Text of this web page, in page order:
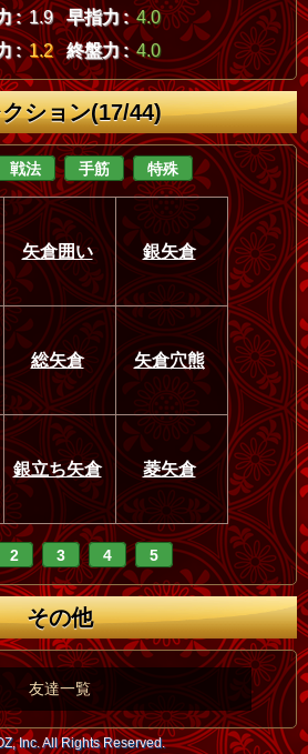
: 1.9 早指力 : 4.0
: 1.2 終盤力 : 4.0
ション(17/44)
戦法 手筋 特殊
矢倉囲い 銀矢倉
総矢倉 矢倉穴熊
銀立ち矢倉 菱矢倉
2 3 4 5
その他
友達一覧
Inc. All Rights Reserved.